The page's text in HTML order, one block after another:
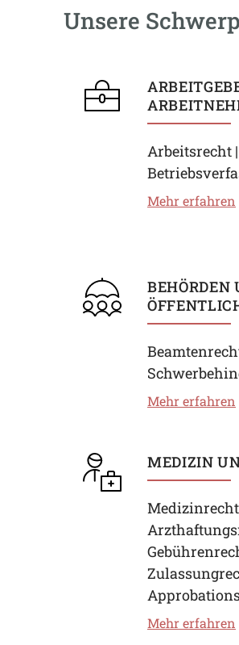
Unsere
Arbeitsrecht |
Mehr erfahren
BEHÖRDEN
Mehr erfahren
MEDIZIN
Mehr erfahren